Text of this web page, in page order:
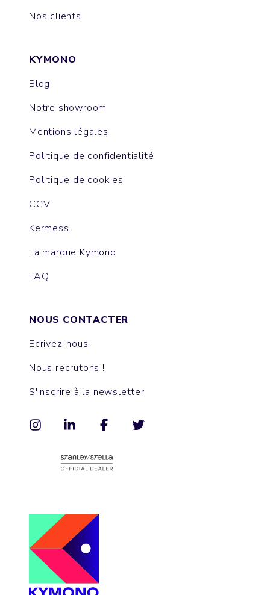
Nos clients
KYMONO
Blog
Notre showroom
Mentions légales
Politique de confidentialité
Politique de cookies
CGV
Kermess
La marque Kymono
FAQ
NOUS CONTACTER
Ecrivez-nous
Nous recrutons !
S'inscrire à la newsletter